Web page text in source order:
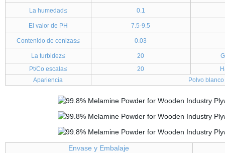
La humedad≤ 0.1
El valor de PH 7.5-9.5
Contenido de cenizas≤ 0.03
La turbidez≤ 20
Pt/Co escala≤
20
Apariencia
Polvo
Envase y Embalaje